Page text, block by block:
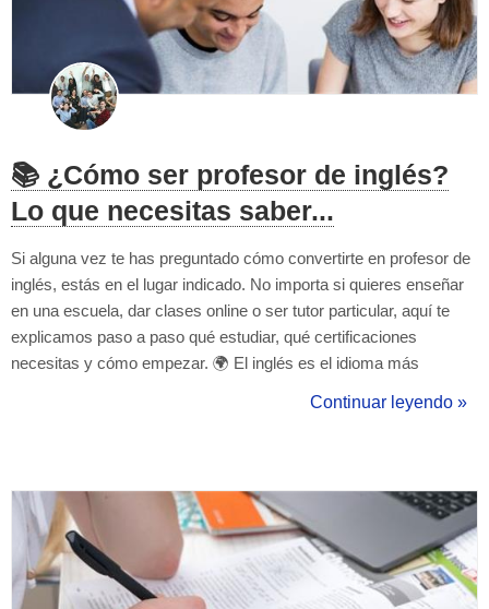
📚 ¿Cómo ser profesor de inglés?
Lo que necesitas saber...
Si alguna vez te has preguntado cómo convertirte en profesor de
inglés, estás en el lugar indicado. No importa si quieres enseñar
en una escuela, dar clases online o ser tutor particular, aquí te
explicamos paso a paso qué estudiar, qué certificaciones
necesitas y cómo empezar. 🌍 El inglés es el idioma más
aprenderlo, sino que también accedes a un campo laboral con
Continuar leyendo »